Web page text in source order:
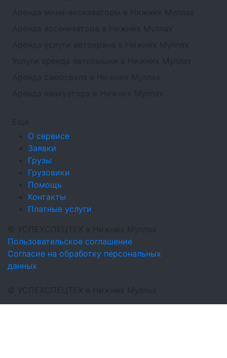
О сервисе
Заявки
Грузы
Грузовики
Помощь
Контакты
Платные услуги
Пользовательское соглашение
Согласие на обработку персональных
данных